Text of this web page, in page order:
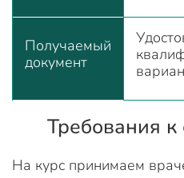
Получаемый
документ
Требования
На курс принимаем